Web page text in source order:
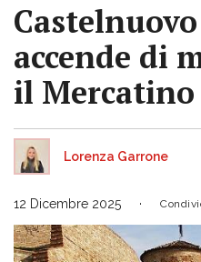
accende di
il
Lorenza Garrone
12 Dicembre 2025